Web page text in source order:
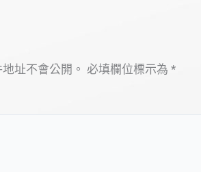
址不會公開。 必填欄位標示為 *